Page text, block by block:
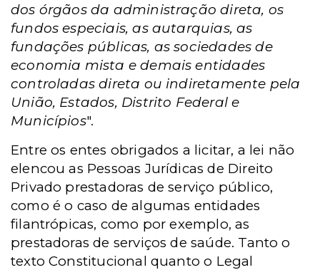
dos órgãos da administração direta, os
fundos especiais, as autarquias, as
fundações públicas, as sociedades de
economia mista e demais entidades
controladas direta ou indiretamente pela
União, Estados, Distrito Federal e
Municípios".
Entre os entes obrigados a licitar, a lei não
elencou as Pessoas Jurídicas de Direito
Privado prestadoras de serviço público,
como é o caso de algumas entidades
filantrópicas, como por exemplo, as
prestadoras de serviços de saúde. Tanto o
texto Constitucional quanto o Legal